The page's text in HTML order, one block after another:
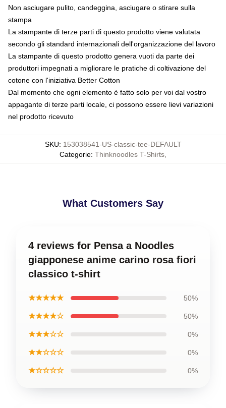
Non asciugare pulito, candeggina, asciugare o stirare sulla
stampa
La stampante di terze parti di questo prodotto viene valutata
secondo gli standard internazionali dell'organizzazione del lavoro
La stampante di questo prodotto genera vuoti da parte dei
produttori impegnati a migliorare le pratiche di coltivazione del
cotone con l'iniziativa Better Cotton
Dal momento che ogni elemento è fatto solo per voi dal vostro
appagante di terze parti locale, ci possono essere lievi variazioni
nel prodotto ricevuto
SKU: 153038541-US-classic-tee-DEFAULT
Categorie: Thinknoodles T-Shirts
What Customers Say
4 reviews for Pensa a Noodles
giapponese anime carino rosa fiori
classico t-shirt
★★★★★ 50%
★★★★☆ 50%
★★★☆☆ 0%
★★☆☆☆ 0%
★☆☆☆☆ 0%